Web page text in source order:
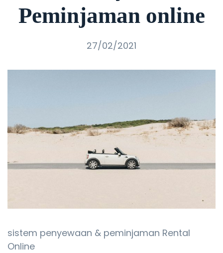
Peminjaman online
27/02/2021
sistem penyewaan & peminjaman Rental
Online